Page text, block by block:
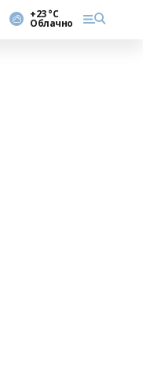
+23 °С
Облачно